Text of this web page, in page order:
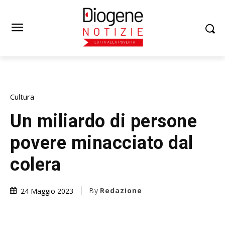
Cultura
Un miliardo di persone
povere minacciato dal
colera
24 Maggio 2023 By Redazione